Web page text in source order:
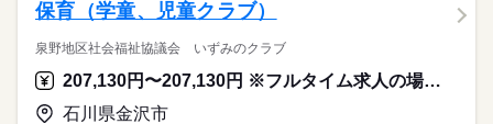
保育（学童、児童クラブ）
泉野地区社会福祉協議会 いずみのクラブ
207,130円〜207,130円 ※フルタイム求人の場合は月額（換算額）、パート求人の場合は時間額を表示しています。
石川県金沢市